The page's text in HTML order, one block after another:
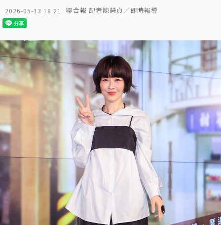
2026-05-13 18:21 聯合報 記者陳慧貞／即時報導